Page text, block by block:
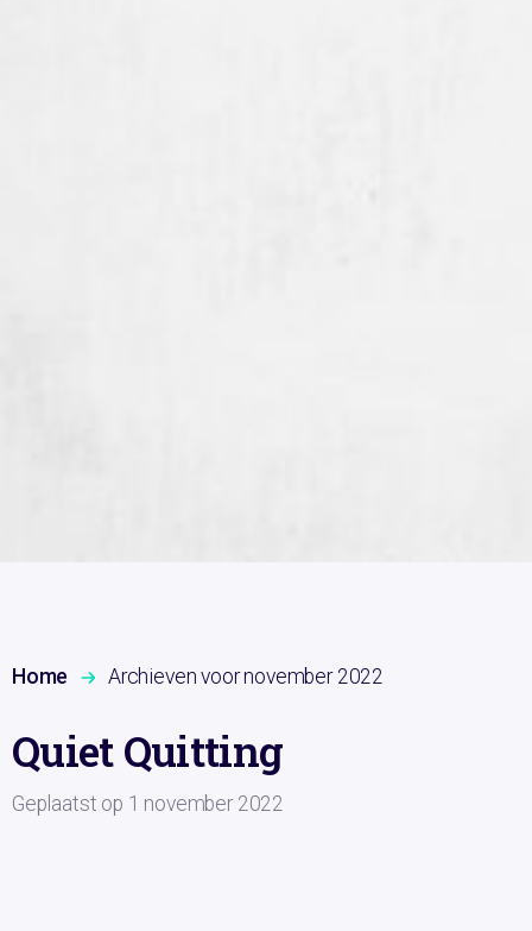
Home Archieven voor november 2022
Quiet Quitting
Geplaatst op 1 november 2022